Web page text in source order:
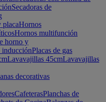
Secadoras de
placaHornos
Hornos multifunción
horno y
inducciónPlacas de gas
Lavavajillas 45cmLavavajillas
decorativas
CafeterasPlanchas de